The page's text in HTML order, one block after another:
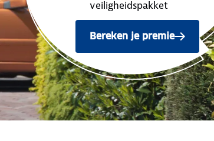
veiligheidspakket
Bereken je premie
voor de ANWB